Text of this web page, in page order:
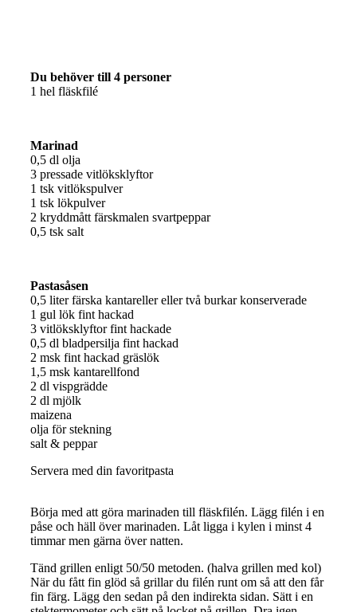
Du behöver till 4 personer
1 hel fläskfilé
Marinad
0,5 dl olja
3 pressade vitlöksklyftor
1 tsk vitlökspulver
1 tsk lökpulver
2 kryddmått färskmalen svartpeppar
0,5 tsk salt
Pastasåsen
0,5 liter färska kantareller eller två burkar konserverade
1 gul lök fint hackad
3 vitlöksklyftor fint hackade
0,5 dl bladpersilja fint hackad
2 msk fint hackad gräslök
1,5 msk kantarellfond
2 dl vispgrädde
2 dl mjölk
maizena
olja för stekning
salt & peppar
Servera med din favoritpasta
Börja med att göra marinaden till fläskfilén. Lägg filén i en
påse och häll över marinaden. Låt ligga i kylen i minst 4
timmar men gärna över natten.
Tänd grillen enligt 50/50 metoden. (halva grillen med kol)
När du fått fin glöd så grillar du filén runt om så att den får
fin färg. Lägg den sedan på den indirekta sidan. Sätt i en